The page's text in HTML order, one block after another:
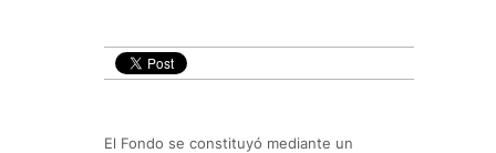
El Fondo se constituyó mediante un